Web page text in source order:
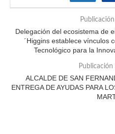
Delegación del ecosistema de
´Higgins establece vínculos
Tecnológico para la
Publicación
ALCALDE DE SAN
ENTREGA DE AYUDAS PARA